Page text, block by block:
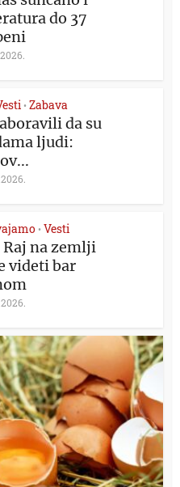
do 37
• Zabava
da su
ljudi:
• Vesti
na zemlji
videti bar